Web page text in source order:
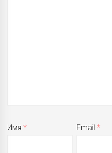
Имя* Email*